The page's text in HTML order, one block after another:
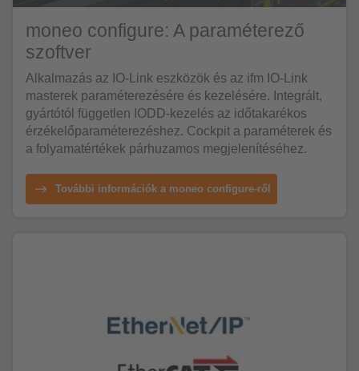
moneo configure: A paraméterező
szoftver
Alkalmazás az IO-Link eszközök és az ifm IO-Link
masterek paraméterezésére és kezelésére. Integrált,
gyártótól független IODD-kezelés az időtakarékos
érzékelőparaméterezéshez. Cockpit a paraméterek és
a folyamatértékek párhuzamos megjelenítéséhez.
További információk a moneo configure-ről